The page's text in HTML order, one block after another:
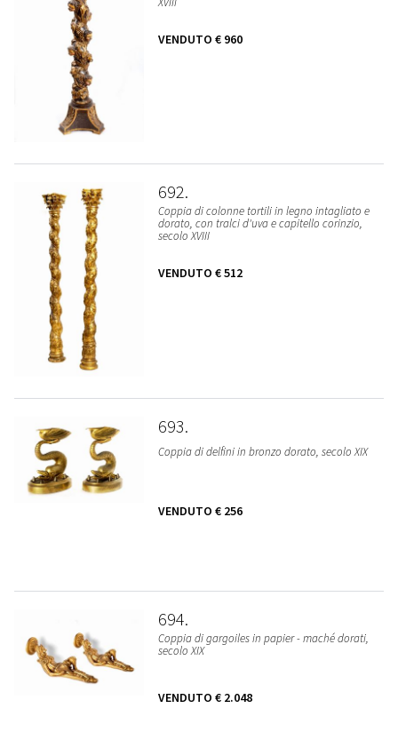
VENDUTO € 960
692
Coppia di colonne tortili in legno intagliato e
dorato, con tralci d'uva e capitello corinzio,
secolo XVIII
VENDUTO € 512
693
Coppia di delfini in bronzo dorato, secolo XIX
VENDUTO € 256
694
Coppia di gargoiles in papier - maché dorati,
secolo XIX
VENDUTO € 2.048